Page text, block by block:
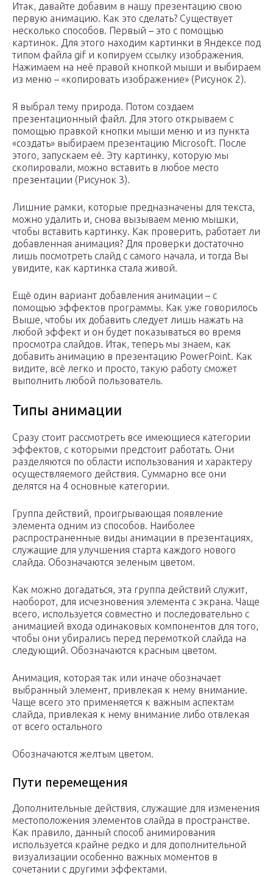
Итак, давайте добавим в нашу презентацию свою
первую анимацию. Как это сделать? Существует
несколько способов. Первый – это с помощью
картинок. Для этого находим картинки в Яндексе под
типом файла gif и копируем ссылку изображения.
Нажимаем на неё правой кнопкой мыши и выбираем
из меню – «копировать изображение» (Рисунок 2).
Я выбрал тему природа. Потом создаем
презентационный файл. Для этого открываем с
помощью правкой кнопки мыши меню и из пункта
«создать» выбираем презентацию Microsoft. После
этого, запускаем её. Эту картинку, которую мы
скопировали, можно вставить в любое место
презентации (Рисунок 3).
Лишние рамки, которые предназначены для текста,
можно удалить и, снова вызываем меню мышки,
чтобы вставить картинку. Как проверить, работает ли
добавленная анимация? Для проверки достаточно
лишь посмотреть слайд с самого начала, и тогда Вы
увидите, как картинка стала живой.
Ещё один вариант добавления анимации – с
помощью эффектов программы. Как уже говорилось
Выше, чтобы их добавить следует лишь нажать на
любой эффект и он будет показываться во время
просмотра слайдов. Итак, теперь мы знаем, как
добавить анимацию в презентацию PowerPoint. Как
видите, всё легко и просто, такую работу сможет
выполнить любой пользователь.
Типы анимации
Сразу стоит рассмотреть все имеющиеся категории
эффектов, с которыми предстоит работать. Они
разделяются по области использования и характеру
осуществляемого действия. Суммарно все они
делятся на 4 основные категории.
Группа действий, проигрывающая появление
элемента одним из способов. Наиболее
распространенные виды анимации в презентациях,
служащие для улучшения старта каждого нового
слайда. Обозначаются зеленым цветом.
Как можно догадаться, эта группа действий служит,
наоборот, для исчезновения элемента с экрана. Чаще
всего, используется совместно и последовательно с
анимацией входа одинаковых компонентов для того,
чтобы они убирались перед перемоткой слайда на
следующий. Обозначаются красным цветом.
Анимация, которая так или иначе обозначает
выбранный элемент, привлекая к нему внимание.
Чаще всего это применяется к важным аспектам
слайда, привлекая к нему внимание либо отвлекая
от всего остального
Обозначаются желтым цветом.
Пути перемещения
Дополнительные действия, служащие для изменения
местоположения элементов слайда в пространстве.
Как правило, данный способ анимирования
используется крайне редко и для дополнительной
визуализации особенно важных моментов в
сочетании с другими эффектами.